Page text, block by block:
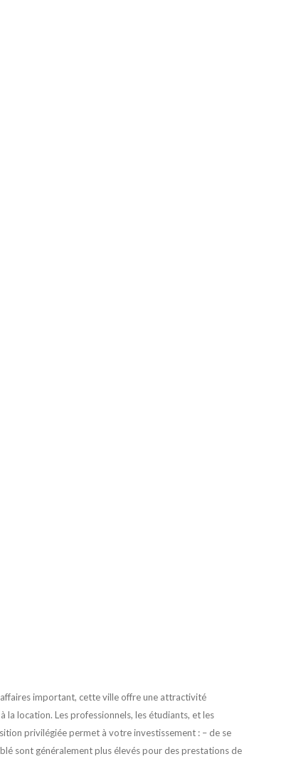
important, cette ville offre une attractivité
la location. Les professionnels, les étudiants, et les
privilégiée permet à votre investissement : – de se
sont généralement plus élevés pour des prestations de